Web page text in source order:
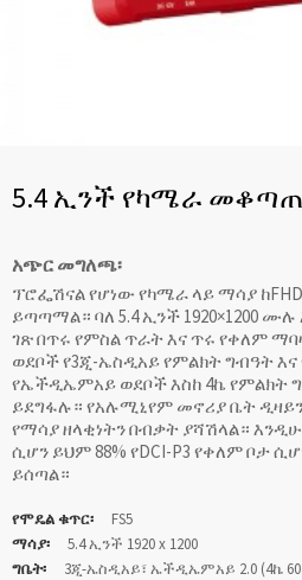
5.4 ኢንች የካሜራ
አጭር መግለጫ፡
ፕሮፌሽናል የሆነው የካሜራ ላይ ማሳያ
ይጣጣማል። ባለ 5.4 ኢንች 1920×1200
ገጽ በጥሩ የምስል ጥራት እና ጥሩ የቀለም
ወደቦች የ3ጂ-ኤስዲአይ የምልክት ግብዓት
የኤችዲኤምአይ ወደቦች እስከ 4ኬ የምልክት
ይደግፋሉ። የአሉሚኒየም መኖሪያ ቤት
የማሳያ ዘላቂነትን በብቃት ያሻሽላል።
ሲሆን ይህም 88% የDCI-P3 የቀለም ቦታ
ይሰጣል።
የሞዴል ቁጥር፡
FS5
ማሳያ፡
5.4 ኢንች 1920 x 1200
ግቤት፡
3ጂ-ኤስዲአይ፣ ኤችዲኤምአይ 2.0 (4ኬ 60